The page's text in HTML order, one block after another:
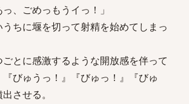
、ごめっもうイっ！」
ちに堰を切って射精を始めてしまっ
とに感激するような開放感を伴って
『びゅうっ！』『びゅっ！』『びゅ
させる。